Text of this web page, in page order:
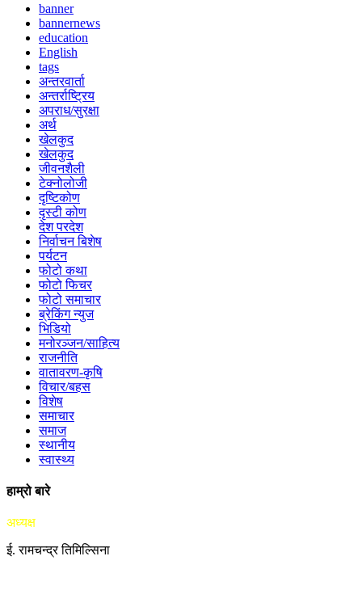
banner
bannernews
education
English
tags
अन्तरवार्ता
अन्तर्राष्ट्रिय
अपराध/सुरक्षा
अर्थ
खेलकुद
खेलकुद
जीवनशैली
टेक्नोलोजी
दृष्टिकोण
दृस्टी कोण
देश परदेश
निर्वाचन बिशेष
पर्यटन
फोटो कथा
फोटो फिचर
फोटो समाचार
ब्रेकिंग न्युज
भिडियो
मनोरञ्जन/साहित्य
राजनीति
वातावरण-कृषि
विचार/बहस
विशेष
समाचार
समाज
स्थानीय
स्वास्थ्य
हाम्रो बारे
अध्यक्ष
ई. रामचन्द्र तिमिल्सिना